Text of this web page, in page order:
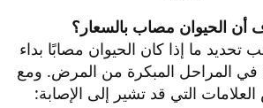
الحيوان مصاب بالسعار؟
ما إذا كان الحيوان مصابًا بداء
في المراحل المبكرة من المرض. ومع
التي قد تشير إلى الإصابة:​